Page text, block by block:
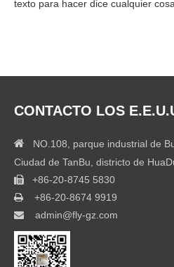
texto para hacer dice cualquier
CONTACTO LOS
 NO.108, parque industrial de
Ciudad de TanBu, districto de
 +86-20-8745 5830
 +86-20-8674 9919
 admin@fly-gz.com